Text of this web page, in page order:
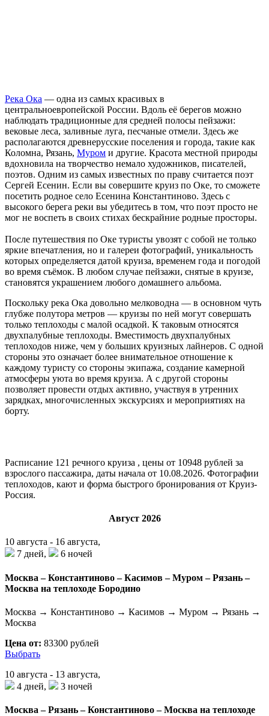
Река Ока — одна из самых красивых в
центральноевропейской России. Вдоль её берегов можно
наблюдать традиционные для средней полосы пейзажи:
вековые леса, заливные луга, песчаные отмели. Здесь же
располагаются древнерусские поселения и города, такие как
Коломна, Рязань, Муром и другие. Красота местной природы
вдохновила на творчество немало художников, писателей,
поэтов. Одним из самых известных по праву считается поэт
Сергей Есенин. Если вы совершите круиз по Оке, то сможете
посетить родное село Есенина Константиново. Здесь с
высокого берега реки вы убедитесь в том, что поэт просто не
мог не воспеть в своих стихах бескрайние родные просторы.
После путешествия по Оке туристы увозят с собой не только
яркие впечатления, но и галереи фотографий, уникальность
которых определяется датой круиза, временем года и погодой
во время съёмок. В любом случае пейзажи, снятые в круизе,
становятся украшением любого домашнего альбома.
Поскольку река Ока довольно мелководна — в основном чуть
глубже полутора метров — круизы по ней могут совершать
только теплоходы с малой осадкой. К таковым относятся
двухпалубные теплоходы. Вместимость двухпалубных
теплоходов ниже, чем у больших круизных лайнеров. С одной
стороны это означает более внимательное отношение к
каждому туристу со стороны экипажа, создание камерной
атмосферы уюта во время круиза. А с другой стороны
позволяет провести отдых активно, участвуя в утренних
зарядках, многочисленных экскурсиях и мероприятиях на
борту.
Расписание 121 речного круиза , цены от 10948 рублей за
взрослого пассажира, даты начала от 10.08.2026. Фотографии
теплоходов, кают и форма быстрого бронирования от Круиз-
Россия.
Август 2026
10 августа - 16 августа,
7 дней,
6 ночей
Москва – Константиново – Касимов – Муром – Рязань –
Москва на теплоходе Бородино
Москва → Константиново → Касимов → Муром → Рязань →
Москва
Цена от: 83300 рублей
Выбрать
10 августа - 13 августа,
4 дней,
3 ночей
Москва – Рязань – Константиново – Москва на теплоходе